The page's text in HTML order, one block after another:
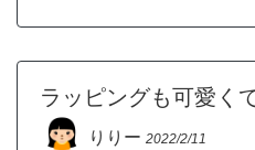
ラッピングも可愛く
りりー 2022/2/11